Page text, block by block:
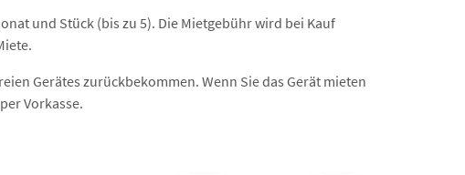
und Stück (bis zu 5). Die Mietgebühr wird bei Kauf
Gerätes zurückbekommen. Wenn Sie das Gerät mieten
Vorkasse.